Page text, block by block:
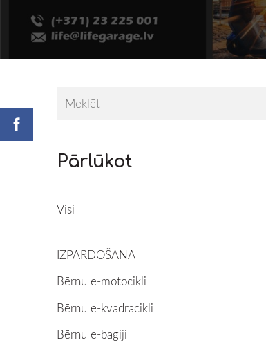
Pārlūkot
Visi
IZPĀRDOŠANA
Bērnu e-motocikli
Bērnu e-kvadracikli
Bērnu e-bagiji